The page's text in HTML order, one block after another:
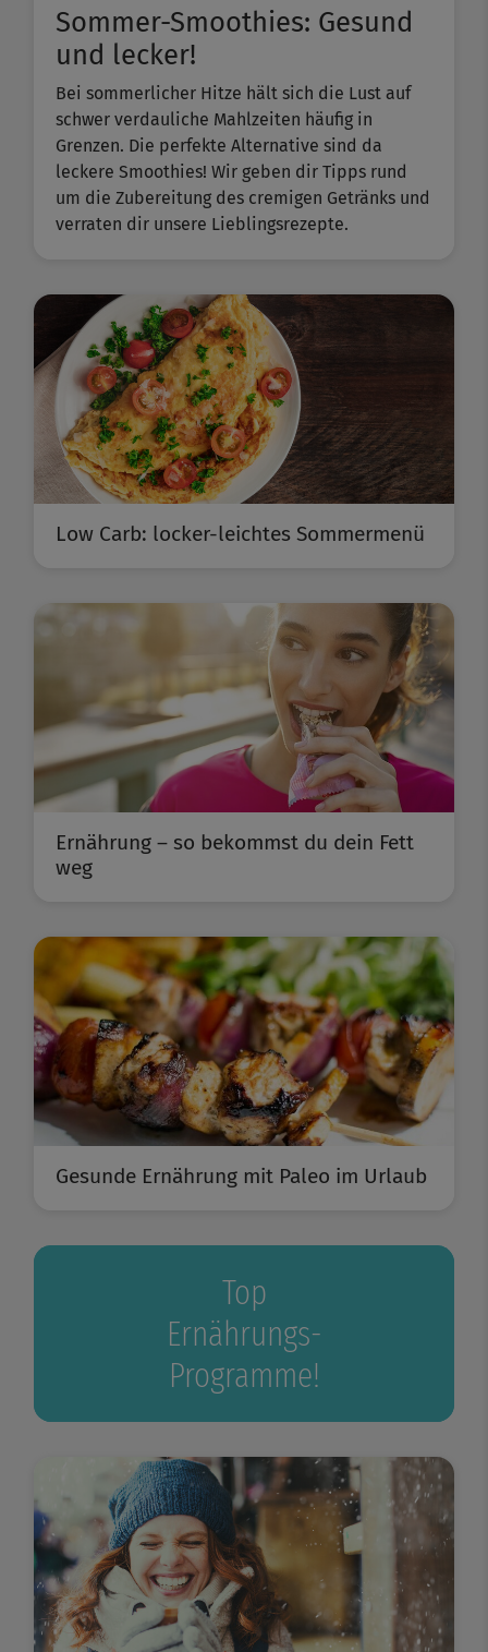
Sommer-Smoothies: Gesund
und lecker!
Bei sommerlicher Hitze hält sich die Lust auf
schwer verdauliche Mahlzeiten häufig in
Grenzen. Die perfekte Alternative sind da
leckere Smoothies! Wir geben dir Tipps rund
um die Zubereitung des cremigen Getränks und
verraten dir unsere Lieblingsrezepte.
Low Carb: locker-leichtes Sommermenü
Ernährung – so bekommst du dein Fett
weg
Gesunde Ernährung mit Paleo im Urlaub
Top
Ernährungs-
Programme!